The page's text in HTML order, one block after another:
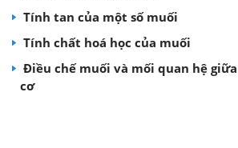
Tính tan của một số muối
Tính chất hoá học của muối
Điều chế muối và mối quan hệ
cơ